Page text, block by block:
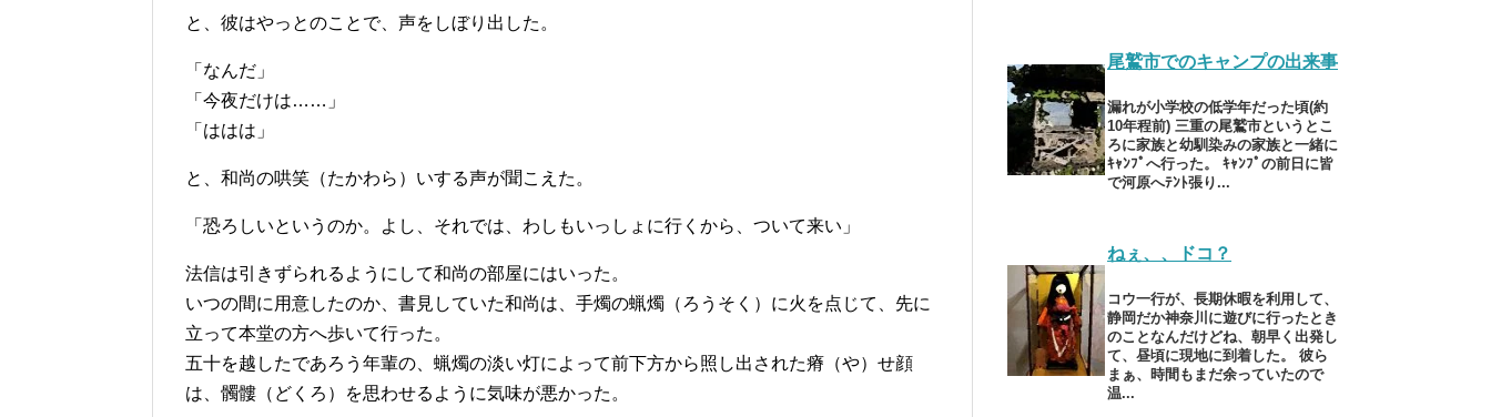
と、彼はやっとのことで、声をしぼり出した。
「なんだ」
「今夜だけは……」
「ははは」
と、和尚の哄笑（たかわら）いする声が聞こえた。
「恐ろしいというのか。よし、それでは、わしもいっしょに行くから、ついて来い」
法信は引きずられるようにして和尚の部屋にはいった。
いつの間に用意したのか、書見していた和尚は、手燭の蝋燭（ろうそく）に火を点じて、先に
立って本堂の方へ歩いて行った。
五十を越したであろう年輩の、蝋燭の淡い灯によって前下方から照し出された瘠（や）せ顔
は、髑髏（どくろ）を思わせるように気味が悪かった。
尾鷲市でのキャンプの出来事
漏れが小学校の低学年だった頃(約
10年程前) 三重の尾鷲市というとこ
ろに家族と幼馴染みの家族と一緒に
ｷｬﾝﾌﾟへ行った。 ｷｬﾝﾌﾟの前日に皆
で河原へﾃﾝﾄ張り...
ねぇ、、ドコ？
コウ一行が、長期休暇を利用して、
静岡だか神奈川に遊びに行ったとき
のことなんだけどね、朝早く出発し
て、昼頃に現地に到着した。 彼ら
まぁ、時間もまだ余っていたので
温...